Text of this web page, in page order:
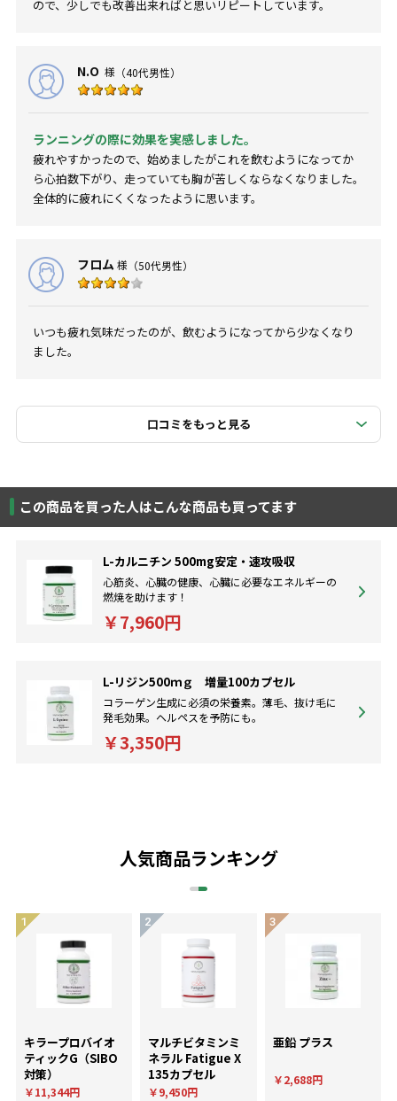
ので、少しでも改善出来ればと思いリピートしています。
N.O 様 （40代男性）
ランニングの際に効果を実感しました。
疲れやすかったので、始めましたがこれを飲むようになってか
ら心拍数下がり、走っていても胸が苦しくならなくなりました。
全体的に疲れにくくなったように思います。
フロム様 （50代男性）
いつも疲れ気味だったのが、飲むようになってから少なくなり
ました。
口コミをもっと見る
この商品を買った人はこんな商品も買ってます
L-カルニチン 500mg安定・速攻吸収
心筋炎、心臓の健康、心臓に必要なエネルギーの
燃焼を助けます！
￥7,960円
L-リジン500ｍｇ 増量100カプセル
コラーゲン生成に必須の栄養素。薄毛、抜け毛に
発毛効果。ヘルペスを予防にも。
￥3,350円
人気商品ランキング
キラープロバイオ
ティックG（SIBO
対策）
￥11,344円
マルチビタミンミ
ネラル Fatigue X
135カプセル
￥9,450円
亜鉛 プラス
￥2,688円